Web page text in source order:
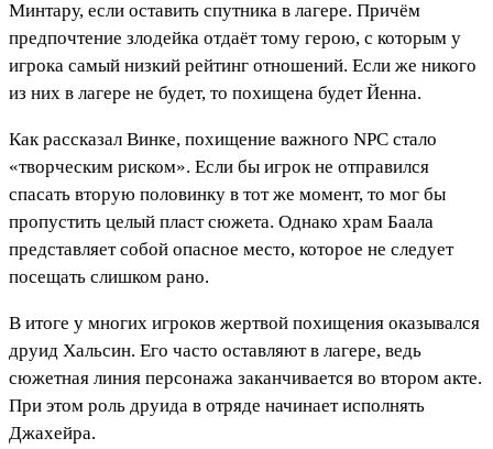
Минтару, если оставить спутника в лагере. Причём
предпочтение злодейка отдаёт тому герою, с которым у
игрока самый низкий рейтинг отношений. Если же никого
из них в лагере не будет, то похищена будет Йенна.
Как рассказал Винке, похищение важного NPC стало
«творческим риском». Если бы игрок не отправился
спасать вторую половинку в тот же момент, то мог бы
пропустить целый пласт сюжета. Однако храм Баала
представляет собой опасное место, которое не следует
посещать слишком рано.
В итоге у многих игроков жертвой похищения оказывался
друид Хальсин. Его часто оставляют в лагере, ведь
сюжетная линия персонажа заканчивается во втором акте.
При этом роль друида в отряде начинает исполнять
Джахейра.